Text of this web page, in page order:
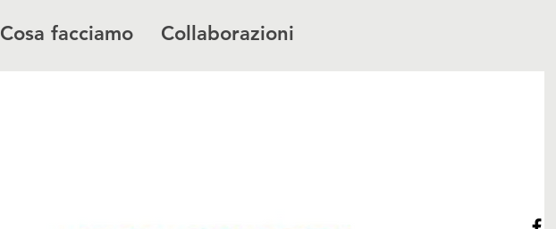
Cosa facciamo Collaborazioni